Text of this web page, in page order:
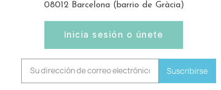
08012 Barcelona (barrio de Gràcia)
Inicia sesión o únete
Suscribirse